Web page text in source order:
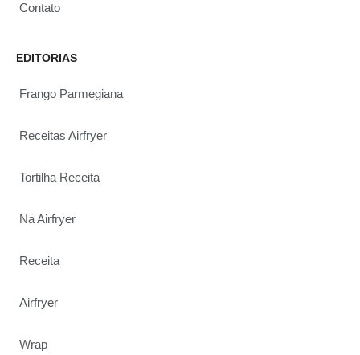
Contato
EDITORIAS
Frango Parmegiana
Receitas Airfryer
Tortilha Receita
Na Airfryer
Receita
Airfryer
Wrap